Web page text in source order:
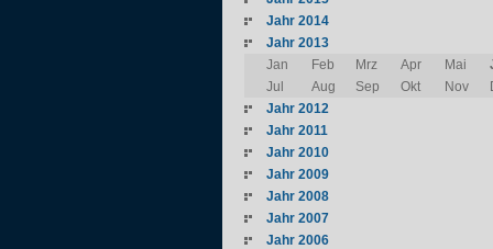
Jahr 2014
Jahr 2013
Jan
Feb Mrz Apr Mai
Jul
Aug Sep Okt Nov
Jahr 2012
Jahr 2011
Jahr 2010
Jahr 2009
Jahr 2008
Jahr 2007
Jahr 2006